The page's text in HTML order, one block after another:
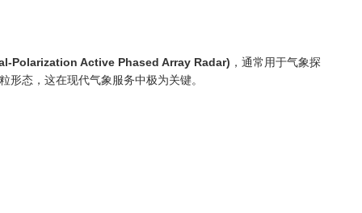
Polarization Active Phased Array Radar) ，通常用于气象探
态，这在现代气象服务中极为关键。